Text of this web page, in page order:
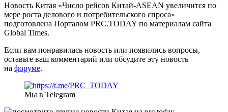
Новость Китая «Число рейсов Китай-ASEAN увеличится по
мере роста делового и потребительского спроса»
подготовлена Порталом PRC.TODAY по материалам сайта
Global Times.
Если вам понравилась новость или появились вопросы,
оставьте ваш комментарий или обсудите эту новость
на форуме.
Мы в Telegram